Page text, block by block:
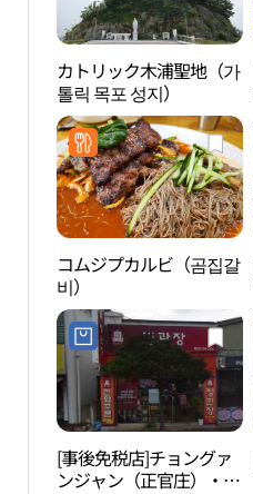
カトリック木浦聖地（가
톨릭 목포 성지）
コムジプカルビ（곰집갈
비）
[事後免税店]チョングァ
ンジャン（正官庄）・ブ